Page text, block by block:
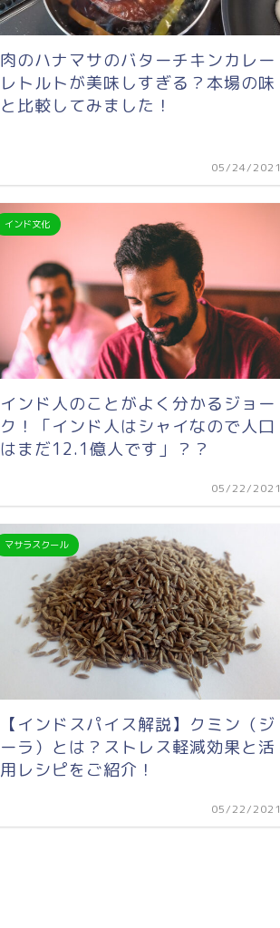
肉のハナマサのバターチキンカレー
レトルトが美味しすぎる？本場の味
と比較してみました！
05/24/2021
インド文化
インド人のことがよく分かるジョー
ク！「インド人はシャイなので人口
はまだ12.1億人です」？？
05/22/2021
マサラスクール
【インドスパイス解説】クミン（ジ
ーラ）とは？ストレス軽減効果と活
用レシピをご紹介！
05/22/2021